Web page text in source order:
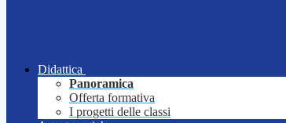
Didattica
Panoramica
Offerta formativa
I progetti delle classi